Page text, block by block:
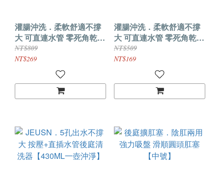
灌腸沖洗．柔軟舒適不撐
大 可直連水管 零死角乾淨
沖洗器【大號】
NT$809
NT$269
灌腸沖洗．柔軟舒適不撐
大 可直連水管 零死角乾淨
沖洗器【小號】
NT$509
NT$169